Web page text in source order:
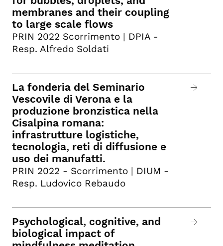
membranes and their coupling
to large scale flows
PRIN 2022 Scorrimento | DPIA -
Resp. Alfredo Soldati
La fonderia del Seminario
Vescovile di Verona e la
produzione bronzistica nella
Cisalpina romana:
infrastrutture logistiche,
tecnologia, reti di diffusione e
uso dei manufatti.
PRIN 2022 - Scorrimento | DIUM -
Resp. Ludovico Rebaudo
Psychological, cognitive, and
biological impact of